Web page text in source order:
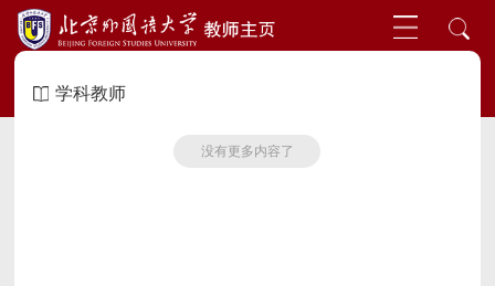
学科教师
没有更多内容了